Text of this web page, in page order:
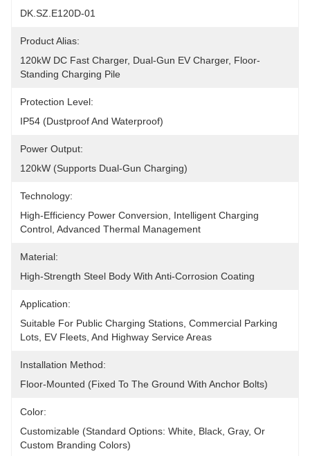
DK.SZ.E120D-01
Product Alias:
120kW DC Fast Charger, Dual-Gun EV Charger, Floor-
Standing Charging Pile
Protection Level:
IP54 (Dustproof And Waterproof)
Power Output:
120kW (Supports Dual-Gun Charging)
Technology:
High-Efficiency Power Conversion, Intelligent Charging
Control, Advanced Thermal Management
Material:
High-Strength Steel Body With Anti-Corrosion Coating
Application:
Suitable For Public Charging Stations, Commercial Parking
Lots, EV Fleets, And Highway Service Areas
Installation Method:
Floor-Mounted (Fixed To The Ground With Anchor Bolts)
Color:
Customizable (Standard Options: White, Black, Gray, Or
Custom Branding Colors)